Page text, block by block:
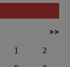
>>
1
2